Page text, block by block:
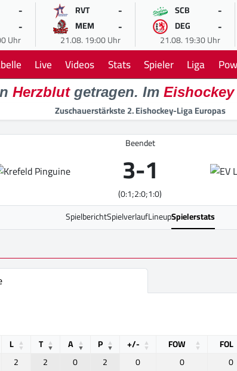
-
-
Uhr
RVT -
MEM -
21.08. 19:00 Uhr
SCB -
DEG -
21.08. 19:30 Uhr
Live Videos Stats Spieler Liga
Herzblutgetragen. Im Eishockey
Zuschauerstärkste 2. Eishockey-Liga Europas
Beendet
3-1
(0:1;2:0;1:0)
SpielberichtSpielverlaufLineupSpielerstats
L T A P +/- FOW FOL
2 2 0 2 0 0 0